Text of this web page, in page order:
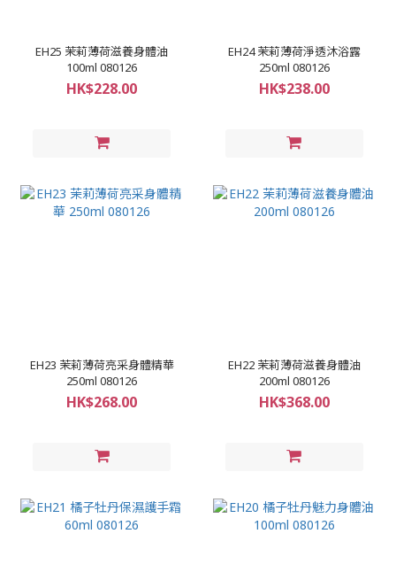
EH25 茉莉薄荷滋養身體油
100ml 080126
HK$228.00
EH24 茉莉薄荷淨透沐浴露
250ml 080126
HK$238.00
EH23 茉莉薄荷亮采身體精華
250ml 080126
HK$268.00
EH22 茉莉薄荷滋養身體油
200ml 080126
HK$368.00